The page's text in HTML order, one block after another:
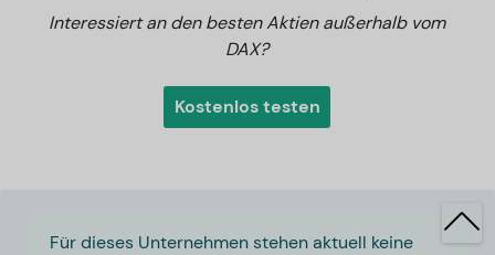
Interessiert an den besten Aktien außerhalb vom
DAX?
Kostenlos testen
Für dieses Unternehmen stehen aktuell keine